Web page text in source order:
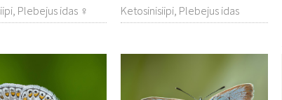
Plebejus idas ♀ Ketosinisiipi, Plebejus idas